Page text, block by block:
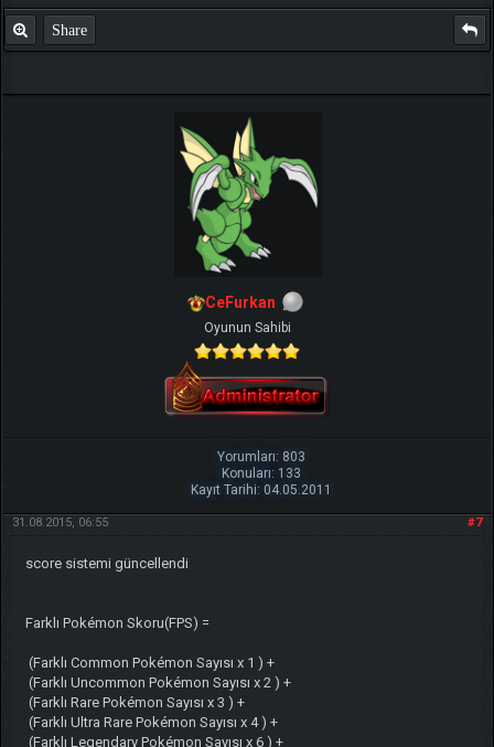
Share
CeFurkan
Oyunun Sahibi
Yorumları: 803
Konuları: 133
Kayıt Tarihi: 04.05.2011
#7
31.08.2015, 06:55
score sistemi güncellendi
Farklı Pokémon Skoru(FPS) =
(Farklı Common Pokémon Sayısı x 1 ) +
(Farklı Uncommon Pokémon Sayısı x 2 ) +
(Farklı Rare Pokémon Sayısı x 3 ) +
(Farklı Ultra Rare Pokémon Sayısı x 4 ) +
(Farklı Legendary Pokémon Sayısı x 6 ) +